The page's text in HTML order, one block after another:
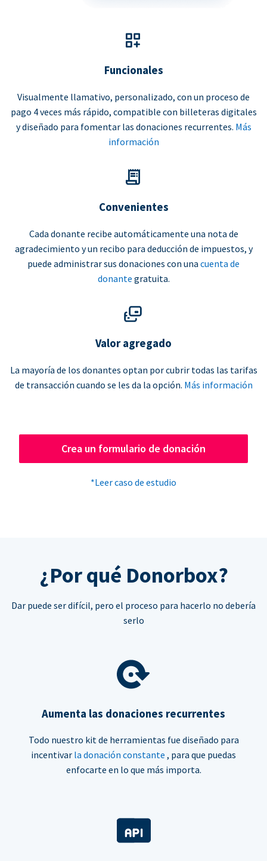
Funcionales
Visualmente llamativo, personalizado, con un proceso de
pago 4 veces más rápido, compatible con billeteras digitales
y diseñado para fomentar las donaciones recurrentes. Más
información
Convenientes
Cada donante recibe automáticamente una nota de
agradecimiento y un recibo para deducción de impuestos, y
puede administrar sus donaciones con una cuenta de
donante gratuita.
Valor agregado
La mayoría de los donantes optan por cubrir todas las tarifas
de transacción cuando se les da la opción. Más información
Crea un formulario de donación
*Leer caso de estudio
¿Por qué Donorbox?
Dar puede ser difícil, pero el proceso para hacerlo no debería
serlo
Aumenta las donaciones recurrentes
Todo nuestro kit de herramientas fue diseñado para
incentivar la donación constante , para que puedas
enfocarte en lo que más importa.